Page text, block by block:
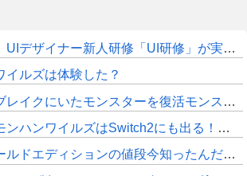
イナー新人研修「UI研修」が実装まで進みました！
イルズは体験した？
にいたモンスターを復活モンスターと呼ぶのはやめよう
はSwitch2にも出る！」👈こいつにかけたい言葉ｗｗｗｗｗｗｗｗｗ
ィションの値段今知ったんだけどやっっっっっっすwwwww